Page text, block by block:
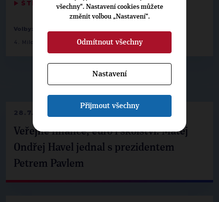
28.7.2026
Veřejné finance, euro i školství. Matěj
Ondřej Havel jednal s prezidentem
Petrem Pavlem
▶ ŠTÍTKY
Volby:
4. Miloš Fogl
všechny“. Nastavení cookies můžete
změnit volbou „Nastavení“.
Odmítnout všechny
Nastavení
Přijmout všechny